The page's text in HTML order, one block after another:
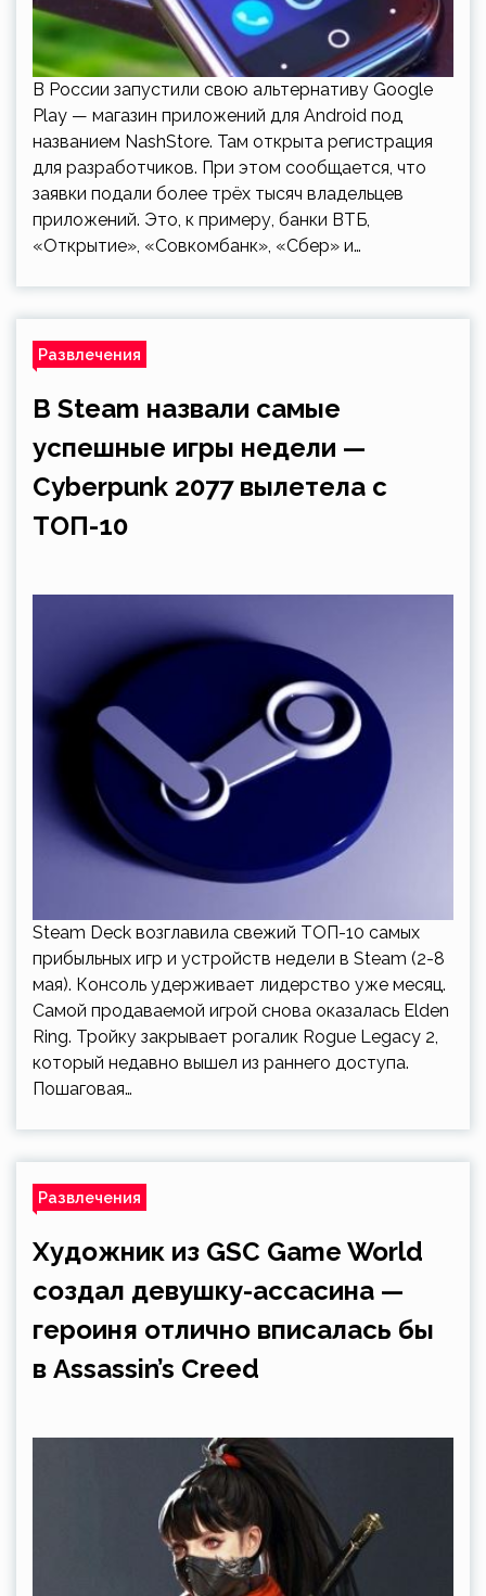
В России запустили свою альтернативу Google
Play — магазин приложений для Android под
названием NashStore. Там открыта регистрация
для разработчиков. При этом сообщается, что
заявки подали более трёх тысяч владельцев
приложений. Это, к примеру, банки ВТБ,
«Открытие», «Совкомбанк», «Сбер» и…
Развлечения
В Steam назвали самые
успешные игры недели —
Cyberpunk 2077 вылетела с
ТОП-10
Steam Deck возглавила свежий ТОП-10 самых
прибыльных игр и устройств недели в Steam (2-8
мая). Консоль удерживает лидерство уже месяц.
Самой продаваемой игрой снова оказалась Elden
Ring. Тройку закрывает рогалик Rogue Legacy 2,
который недавно вышел из раннего доступа.
Пошаговая…
Развлечения
Художник из GSC Game World
создал девушку-ассасина —
героиня отлично вписалась бы
в Assassin’s Creed